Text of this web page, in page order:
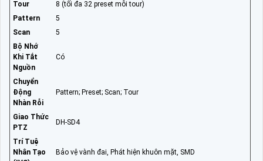
Tour
8 (tối đa 32 preset mỗi tour)
Pattern
5
Scan
5
Bộ Nhớ
Khi Tắt
Nguồn
Có
Chuyển
Động
Nhàn Rỗi
Pattern; Preset; Scan; Tour
Giao Thức
PTZ
DH-SD4
Trí Tuệ
Nhân Tạo
Bảo vệ vành đai, Phát hiện khuôn mặt, SMD